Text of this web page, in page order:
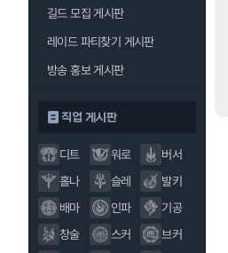
길드 모집 게시판
레이드 파티찾기 게시판
방송 홍보 게시판
직업 게시판
디트 워로
버서
홀나
슬레
발키
배마
인파
기공
창술
스커
브커
나벨 성불? 좋다고 생각하는 직업
제로스. 나는 떠난다. [18]
이 돼버린 청묘 [57]
미노피자 콜라보] 예고
이트에서 명일방주 엔드필드 [펠리카] 판매 예정
렸다… 드디어 도착한 치사 메신저백! 실물 후기